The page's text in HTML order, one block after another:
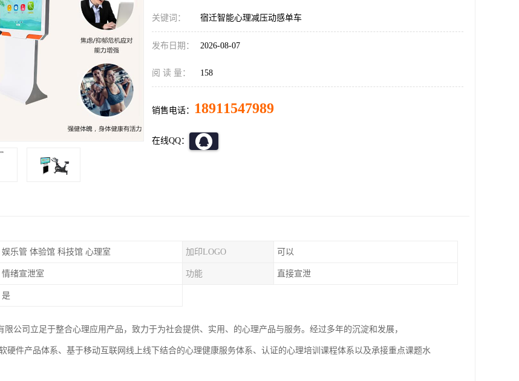
关键词： 宿迁智能心理减压动感单车
发布日期： 2026-08-07
阅 读 量： 158
销售电话： 18911547989
在线QQ：
娱乐管 体验馆 科技馆 心理室 加印LOGO 可以
情绪宣泄室 功能 直接宣泄
是
限公司立足于整合心理应用产品，致力于为社会提供、实用、的心理产品与服务。经过多年的沉淀和发展，
硬件产品体系、基于移动互联网线上线下结合的心理健康服务体系、认证的心理培训课程体系以及承接重点课题水